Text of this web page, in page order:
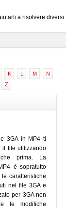
a risolvere diversi
K L M
N
Z
3GA in MP4 ti
il file utilizzando
prima. La
è sopratutto
caratteristiche
nel file 3GA e
per 3GA non
le modifiche